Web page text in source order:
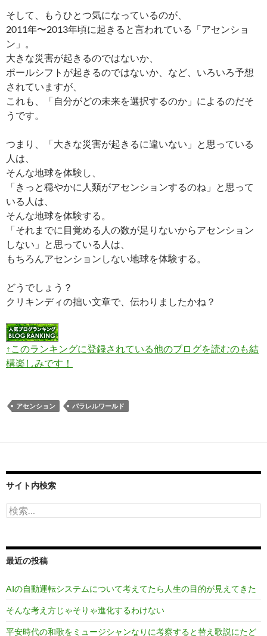
そして、もうひとつ気になっているのが、
2011年〜2013年頃に起きると言われている「アセンショ
ン」。
大きな災害が起きるのではないか、
ポールシフトが起きるのではないか、など、いろいろ予想
されていますが、
これも、「自分がどの未来を選択するのか」によるのだそ
うです。
つまり、「大きな災害が起きるに違いない」と思っている
人は、
そんな地球を体験し、
「きっと穏やかに人類がアセンションするのね」と思って
いる人は、
そんな地球を体験する。
「それまでに目覚める人の数が足りないからアセンション
しない」と思っている人は、
もちろんアセンションしない地球を体験する。
どうでしょう？
クリキンディの拙い文章で、伝わりましたかね？
↑このランキングに登録されている他のブログを読むのも結
構楽しみです！
アセンション パラレルワールド
サイト内検索
検
索:
最近の投稿
AIの自動運転システムについて考えてたら人生の目的が見えてきた
そんな考え方じゃそりゃ進化するわけない
平安時代の和歌をミュージシャンなりに考察すると替え歌説にたど